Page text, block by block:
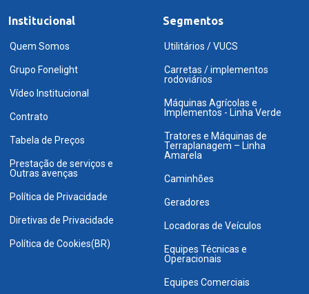
Institucional
Quem Somos
Grupo Fonelight
Vídeo Institucional
Contrato
Tabela de Preços
Prestação de serviços e
Outras avenças
Política de Privacidade
Diretivas de Privacidade
Política de Cookies(BR)
Segmentos
Utilitários / VUCS
Carretas / implementos
rodoviários
Máquinas Agrícolas e
Implementos - Linha Verde
Tratores e Máquinas de
Terraplanagem – Linha
Amarela
Caminhões
Geradores
Locadoras de Veículos
Equipes Técnicas e
Operacionais
Equipes Comerciais